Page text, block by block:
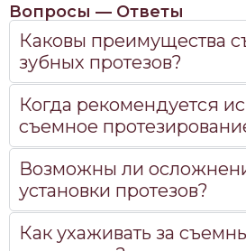
Каковы преимущества
зубных протезов?
Когда рекомендуется
съемное
Возможны ли
установки протезов?
Как ухаживать за
Вопросы — Ответы